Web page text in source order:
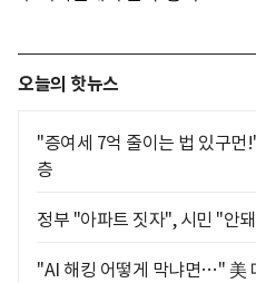
오늘의 핫뉴스
"증여세 7억 줄이는 법 있구먼
층
정부 "아파트 짓자", 시민 "안
"AI 해킹 어떻게 막냐면…" 美